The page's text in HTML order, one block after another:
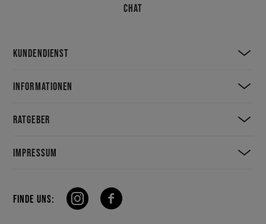
CHAT
KUNDENDIENST
INFORMATIONEN
RATGEBER
IMPRESSUM
FINDE UNS: